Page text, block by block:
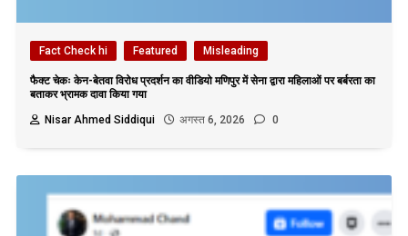
Fact Check hi Featured Misleading
फैक्ट चेकः केन-बेतवा विरोध प्रदर्शन का वीडियो मणिपुर में सेना द्वारा महिलाओं पर बर्बरता का
बताकर भ्रामक दावा किया गया
Nisar Ahmed Siddiqui
अगस्त 6, 2026 0